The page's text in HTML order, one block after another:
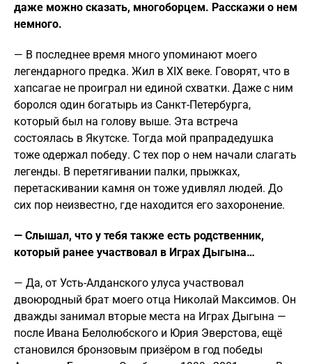
даже можно сказать, многоборцем. Расскажи о нем
немного.
— В последнее время много упоминают моего
легендарного предка. Жил в XIX веке. Говорят, что в
хапсагае не проиграл ни единой схватки. Даже с ним
боролся один богатырь из Санкт-Петербурга,
который был на голову выше. Эта встреча
состоялась в Якутске. Тогда мой прапрадедушка
тоже одержал победу. С тех пор о нем начали слагать
легенды. В перетягивании палки, прыжках,
перетаскивании камня он тоже удивлял людей. До
сих пор неизвестно, где находится его захоронение.
— Слышал, что у тебя также есть родственник,
который ранее участвовал в Играх Дыгына…
— Да, от Усть-Алданского улуса участвовал
двоюродный брат моего отца Николай Максимов. Он
дважды занимал вторые места на Играх Дыгына —
после Ивана Белолюбского и Юрия Эверстова, ещё
становился бронзовым призёром в год победы